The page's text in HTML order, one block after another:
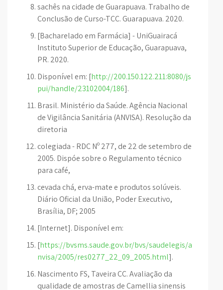
sachês na cidade de Guarapuava. Trabalho de
Conclusão de Curso-TCC. Guarapuava. 2020.
[Bacharelado em Farmácia] - UniGuairacá
Instituto Superior de Educação, Guarapuava,
PR. 2020.
Disponível em: [http://200.150.122.211:8080/js
pui/handle/23102004/186].
Brasil. Ministério da Saúde. Agência Nacional
de Vigilância Sanitária (ANVISA). Resolução da
diretoria
colegiada - RDC Nº 277, de 22 de setembro de
2005. Dispóe sobre o Regulamento técnico
para café,
cevada chá, erva-mate e produtos solúveis.
Diário Oficial da União, Poder Executivo,
Brasília, DF; 2005
[Internet]. Disponível em:
[https://bvsms.saude.gov.br/bvs/saudelegis/a
nvisa/2005/res0277_22_09_2005.html].
Nascimento FS, Taveira CC. Avaliação da
qualidade de amostras de Camellia sinensis